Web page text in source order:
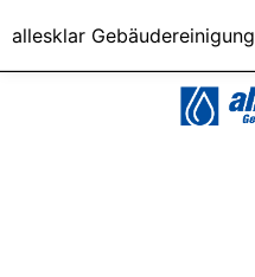
allesklar Gebäudereinigung